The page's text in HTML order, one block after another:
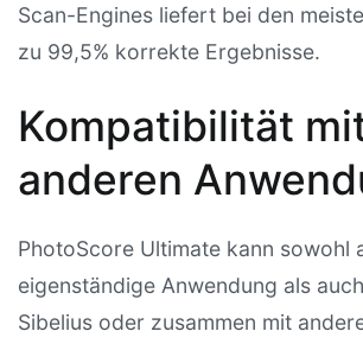
Scan-Engines liefert bei den
zu 99,5% korrekte Ergebnisse.
Kompatibilität
anderen
PhotoScore Ultimate kann sowohl
eigenständige Anwendung als
Sibelius oder zusammen mit